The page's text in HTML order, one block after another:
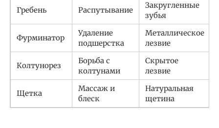
Гребень Распутывание
Закругленные
зубья
Фурминатор
Удаление
подшерстка
Металлическое
лезвие
Колтунорез
Борьба с
колтунами
Скрытое
лезвие
Щетка
Массаж и
блеск
Натуральная
щетина